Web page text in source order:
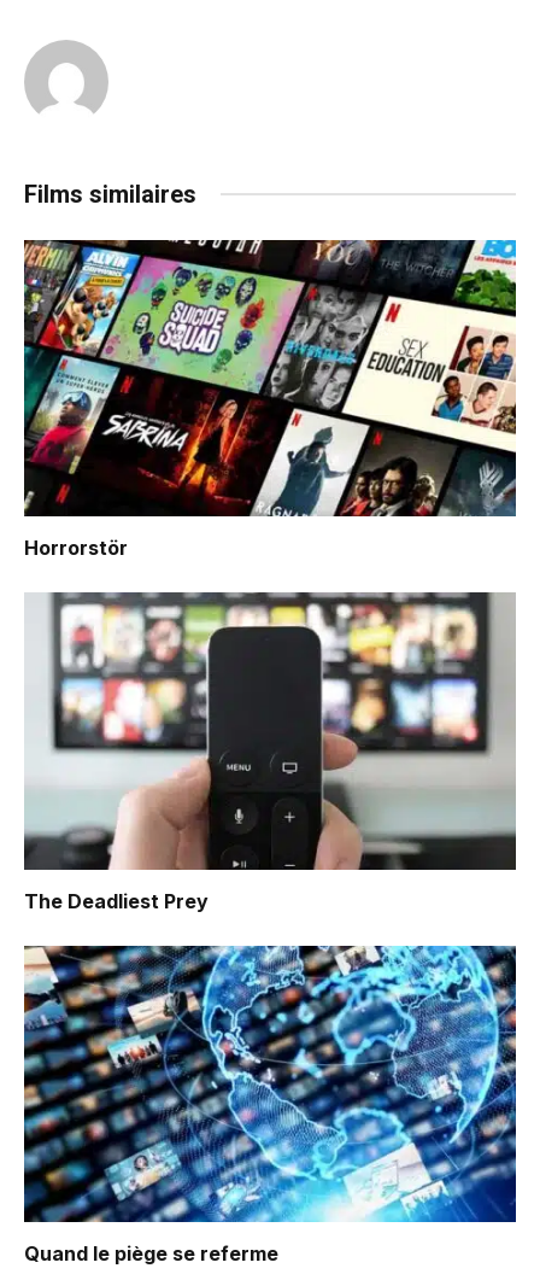
Films similaires
Horrorstör
The Deadliest Prey
Quand le piège se referme